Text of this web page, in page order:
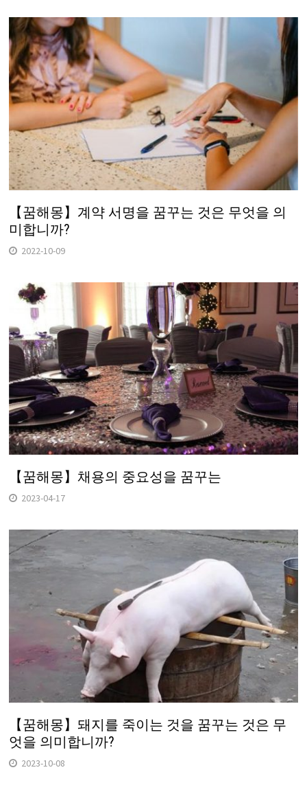
【꿈해몽】계약 서명을 꿈꾸는 것은 무엇을 의
미합니까?
2022-10-09
【꿈해몽】채용의 중요성을 꿈꾸는
2023-04-17
【꿈해몽】돼지를 죽이는 것을 꿈꾸는 것은 무
엇을 의미합니까?
2023-10-08